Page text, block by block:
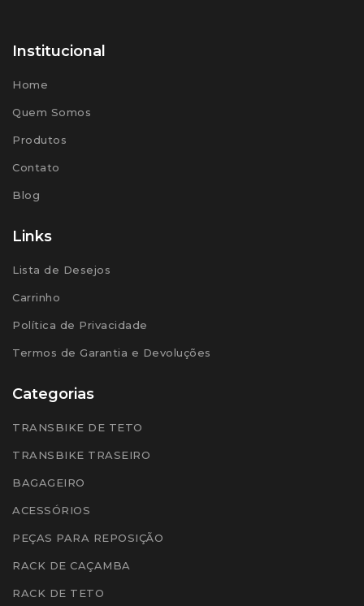
Institucional
Home
Quem Somos
Produtos
Contato
Blog
Links
Lista de Desejos
Carrinho
Política de Privacidade
Termos de Garantia e Devoluções
Categorias
TRANSBIKE DE TETO
TRANSBIKE TRASEIRO
BAGAGEIRO
ACESSÓRIOS
PEÇAS PARA REPOSIÇÃO
RACK DE CAÇAMBA
RACK DE TETO